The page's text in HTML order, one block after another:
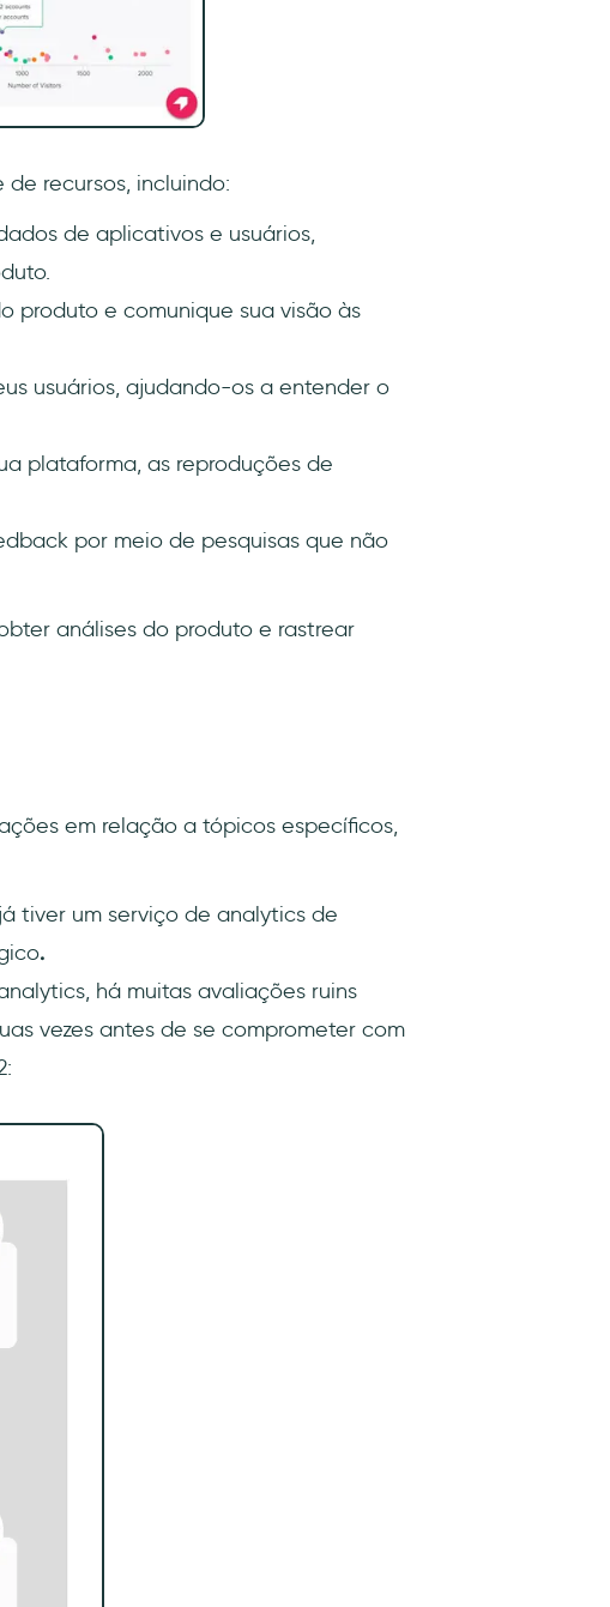
recursos, incluindo:
de aplicativos e usuários,
produto e comunique sua visão às
usuários, ajudando-os a entender o
plataforma, as reproduções de
por meio de pesquisas que não
análises do produto e rastrear
em relação a tópicos específicos,
tiver um serviço de analytics de
.
há muitas avaliações ruins
vezes antes de se comprometer com